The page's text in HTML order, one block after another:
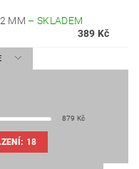
MM – SKLADEM
389 Kč
879 Kč
18